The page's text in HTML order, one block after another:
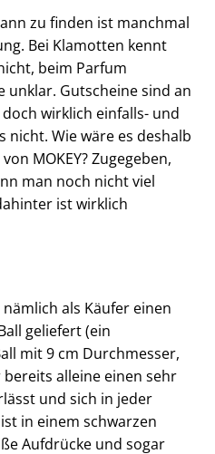
zu finden ist manchmal
Bei Klamotten kennt
beim Parfum
Gutscheine sind an
wirklich einfalls- und
nicht. Wie wäre es deshalb
MOKEY? Zugegeben,
man noch nicht viel
ist wirklich
als Käufer einen
geliefert (ein
mit 9 cm Durchmesser,
alleine einen sehr
und sich in jeder
in einem schwarzen
Aufdrücke und sogar